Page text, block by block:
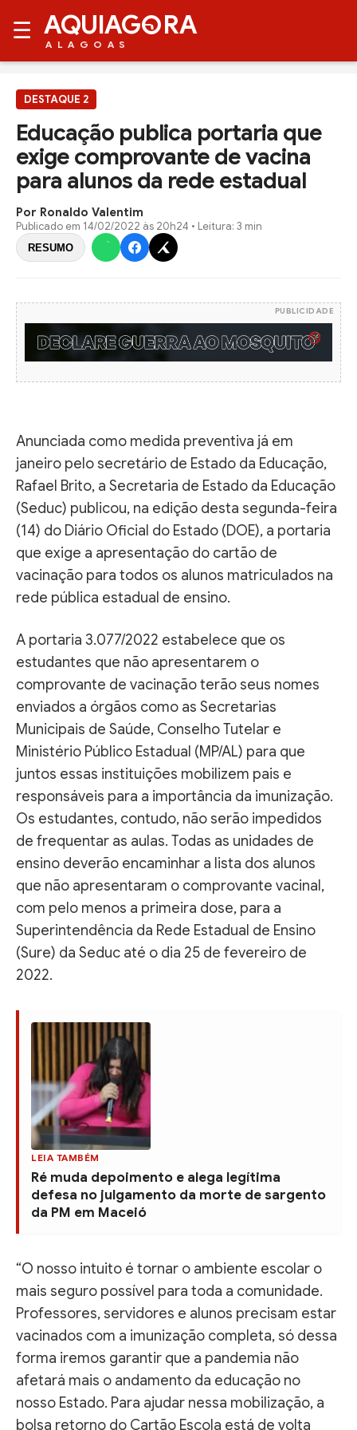
☰ AQUIAG RA
ALAGOAS
DESTAQUE 2
Educação publica portaria que
exige comprovante de vacina
para alunos da rede estadual
Por Ronaldo Valentim
Publicado em 14/02/2022 às 20h24 • Leitura: 3 min
RESUMO
PUBLICIDADE
Anunciada como medida preventiva já em
janeiro pelo secretário de Estado da Educação,
Rafael Brito, a Secretaria de Estado da Educação
(Seduc) publicou, na edição desta segunda-feira
(14) do Diário Oficial do Estado (DOE), a portaria
que exige a apresentação do cartão de
vacinação para todos os alunos matriculados na
rede pública estadual de ensino.
A portaria 3.077/2022 estabelece que os
estudantes que não apresentarem o
comprovante de vacinação terão seus nomes
enviados a órgãos como as Secretarias
Municipais de Saúde, Conselho Tutelar e
Ministério Público Estadual (MP/AL) para que
juntos essas instituições mobilizem pais e
responsáveis para a importância da imunização.
Os estudantes, contudo, não serão impedidos
de frequentar as aulas. Todas as unidades de
ensino deverão encaminhar a lista dos alunos
que não apresentaram o comprovante vacinal,
com pelo menos a primeira dose, para a
Superintendência da Rede Estadual de Ensino
(Sure) da Seduc até o dia 25 de fevereiro de
2022.
LEIA TAMBÉM
Ré muda depoimento e alega legítima
defesa no julgamento da morte de sargento
da PM em Maceió
“O nosso intuito é tornar o ambiente escolar o
mais seguro possível para toda a comunidade.
Professores, servidores e alunos precisam estar
vacinados com a imunização completa, só dessa
forma iremos garantir que a pandemia não
afetará mais o andamento da educação no
nosso Estado. Para ajudar nessa mobilização, a
bolsa retorno do Cartão Escola está de volta